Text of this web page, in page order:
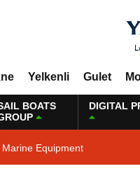
Yelkenli Gulet
BOATS
DIGITAL
Equipment